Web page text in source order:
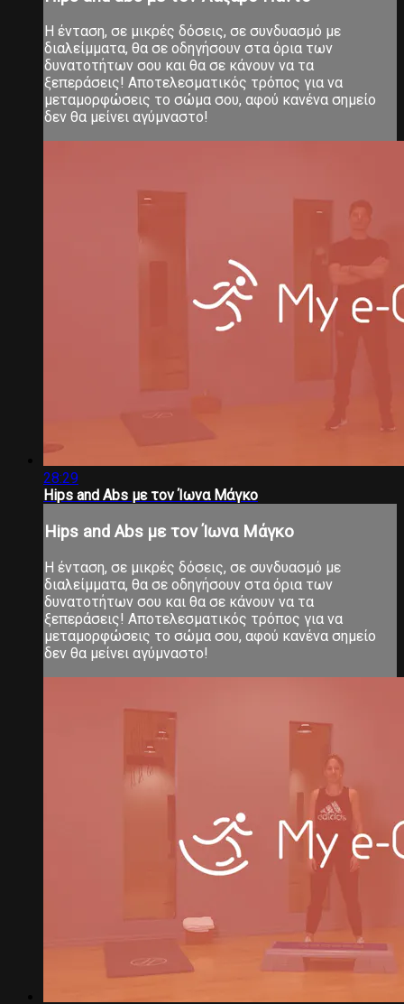
Η ένταση, σε μικρές δόσεις, σε συνδυασμό με
διαλείμματα, θα σε οδηγήσουν στα όρια των
δυνατοτήτων σου και θα σε κάνουν να τα
ξεπεράσεις! Αποτελεσματικός τρόπος για να
μεταμορφώσεις το σώμα σου, αφού κανένα σημείο
δεν θα μείνει αγύμναστο!
28:29
Hips and Abs με τον Ίωνα Μάγκο
Hips and Abs με τον Ίωνα Μάγκο
Η ένταση, σε μικρές δόσεις, σε συνδυασμό με
διαλείμματα, θα σε οδηγήσουν στα όρια των
δυνατοτήτων σου και θα σε κάνουν να τα
ξεπεράσεις! Αποτελεσματικός τρόπος για να
μεταμορφώσεις το σώμα σου, αφού κανένα σημείο
δεν θα μείνει αγύμναστο!